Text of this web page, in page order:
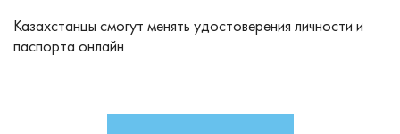
Казахстанцы смогут менять удостоверения личности и
паспорта онлайн